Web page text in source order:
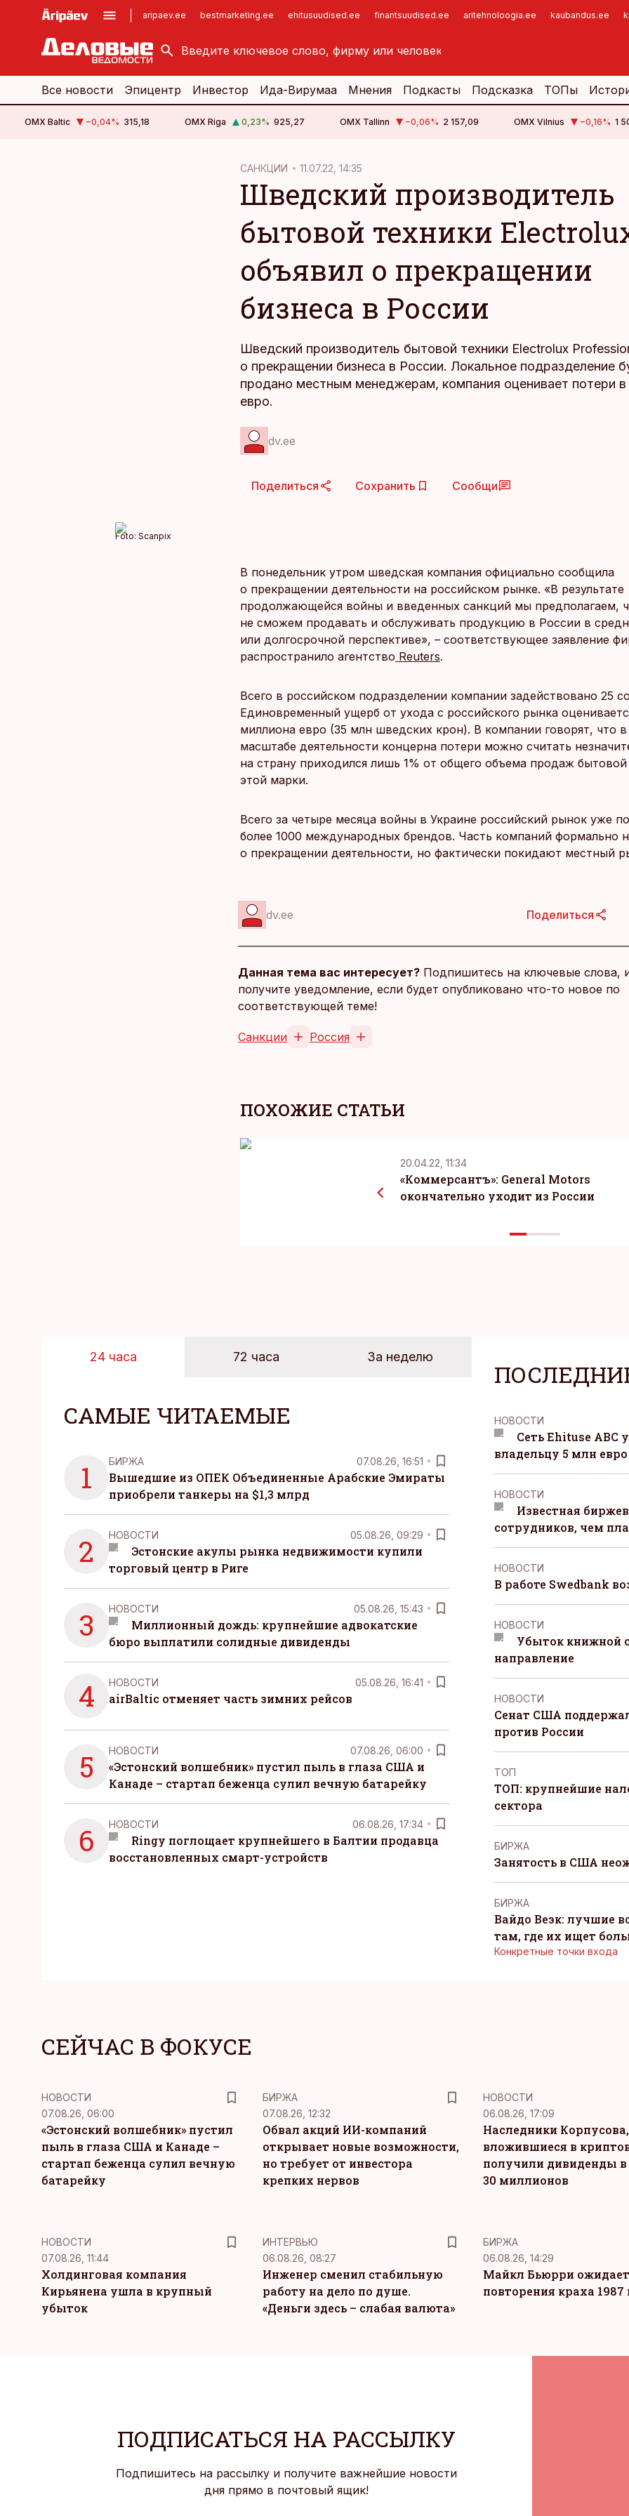
aripaev.ee bestmarketing.ee ehitusuudised.ee finantsuudised.ee aritehnoloogia.ee kaubandus.ee
kinnisvarauudised.ee
logistikauudised.ee
imelineajalugu.ee
Все новости Эпицентр Инвестор Ида-Вирумаа Мнения Подкасты Подсказка ТОПы
OMX Baltic −0,04% 315,18 OMX Riga 0,23% 925,27 OMX Tallinn −0,06% 2 157,09 OMX Vilnius −0,16% 1
САНКЦИИ 11.07.22, 14:35
Шведский производитель
бытовой техники
объявил о прекращении
бизнеса в России
Шведский производитель бытовой техники Electrolux
о прекращении бизнеса в России. Локальное подразделение
продано местным менеджерам, компания оценивает потери
евро.
dv.ee
Поделиться Сохранить Сообщи
Foto: Scanpix
В понедельник утром шведская компания официально сообщила
о прекращении деятельности на российском рынке. «В результате
продолжающейся войны и введенных санкций мы предполагаем,
не сможем продавать и обслуживать продукцию в России в
или долгосрочной перспективе», – соответствующее заявление
распространило агентство Reuters.
Всего в российском подразделении компании задействовано 25
Единовременный ущерб от ухода с российского рынка
миллиона евро (35 млн шведских крон). В компании говорят, что
масштабе деятельности концерна потери можно считать
на страну приходился лишь 1% от общего объема продаж бытовой
этой марки.
Всего за четыре месяца войны в Украине российский рынок уже
более 1000 международных брендов. Часть компаний формально
о прекращении деятельности, но фактически покидают местный
dv.ee Поделиться
Данная тема вас интересует? Подпишитесь на ключевые слова,
получите уведомление, если будет опубликовано что-то новое по
соответствующей теме!
Санкции Россия
ПОХОЖИЕ СТАТЬИ
20.04.22, 11:34
«Коммерсантъ»: General Motors
окончательно уходит из Росcии
24 часа 72 часа За неделю
САМЫЕ ЧИТАЕМЫЕ
1 БИРЖА 07.08.26, 16:51
Вышедшие из ОПЕК Объединенные Арабские Эмираты
приобрели танкеры на $1,3 млрд
2 НОВОСТИ 05.08.26, 09:29
Эстонские акулы рынка недвижимости купили
торговый центр в Риге
3 НОВОСТИ 05.08.26, 15:43
Миллионный дождь: крупнейшие адвокатские
бюро выплатили солидные дивиденды
4 НОВОСТИ 05.08.26, 16:41
airBaltic отменяет часть зимних рейсов
5 НОВОСТИ 07.08.26, 06:00
«Эстонский волшебник» пустил пыль в глаза США и
Канаде – стартап беженца сулил вечную батарейку
6 НОВОСТИ 06.08.26, 17:34
Ringy поглощает крупнейшего в Балтии продавца
восстановленных смарт-устройств
НОВОСТИ
Сеть Ehituse
владельцу 5 млн евро
НОВОСТИ
Известная
сотрудников, чем
НОВОСТИ
В работе Swedbank
НОВОСТИ
Убыток книжной
направление
НОВОСТИ
Сенат США
против России
ТОП
ТОП: крупнейшие
сектора
БИРЖА
Занятость в США
БИРЖА
Вайдо Веэк: лучшие
там, где их ищет
Конкретные точки входа
СЕЙЧАС В ФОКУСЕ
НОВОСТИ
07.08.26, 06:00
«Эстонский волшебник» пустил
пыль в глаза США и Канаде –
стартап беженца сулил вечную
батарейку
БИРЖА
07.08.26, 12:32
Обвал акций ИИ-компаний
открывает новые возможности,
но требует от инвестора
крепких нервов
НОВОСТИ
06.08.26, 17:09
Наследники Корпусова,
вложившиеся в
получили дивиденды в
30 миллионов
НОВОСТИ
07.08.26, 11:44
Холдинговая компания
Кирьянена ушла в крупный
убыток
ИНТЕРВЬЮ
06.08.26, 08:27
Инженер сменил стабильную
работу на дело по душе.
«Деньги здесь – слабая валюта»
БИРЖА
06.08.26, 14:29
Майкл Бьюрри ожидает
повторения краха 1987
ПОДПИСАТЬСЯ НА РАССЫЛКУ
Подпишитесь на рассылку и получите важнейшие новости
дня прямо в почтовый ящик!